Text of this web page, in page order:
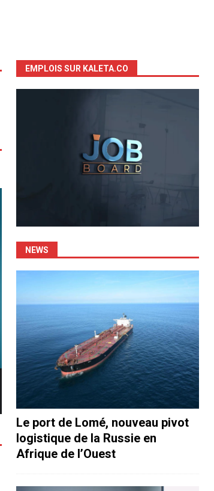
EMPLOIS SUR KALETA.CO
NEWS
Le port de Lomé, nouveau pivot
logistique de la Russie en
Afrique de l’Ouest